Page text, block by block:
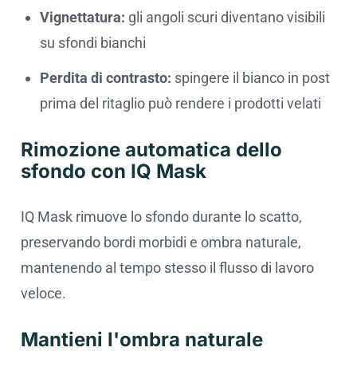
Vignettatura: gli angoli scuri diventano visibili
su sfondi bianchi
Perdita di contrasto: spingere il bianco in post
prima del ritaglio può rendere i prodotti velati
Rimozione automatica dello
sfondo con IQ Mask
IQ Mask rimuove lo sfondo durante lo scatto,
preservando bordi morbidi e ombra naturale,
mantenendo al tempo stesso il flusso di lavoro
veloce.
Mantieni l'ombra naturale